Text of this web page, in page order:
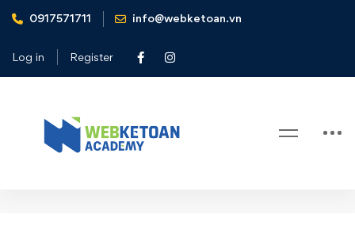
0917571711 info@webketoan.vn
Log in Register
Home
chức Tổng cục Thuế năm 2016
khảo) kỳ thi tuyển dụng công chức
Tổng cục Thuế năm 2016